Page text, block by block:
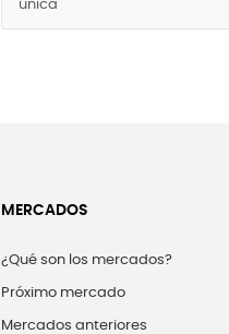
MERCADOS
¿Qué son los mercados?
Próximo mercado
Mercados anteriores